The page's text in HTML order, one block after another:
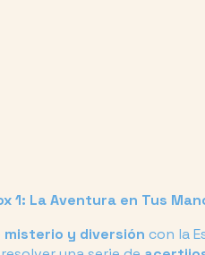
1: La Aventura en Tus
misterio y diversión con la